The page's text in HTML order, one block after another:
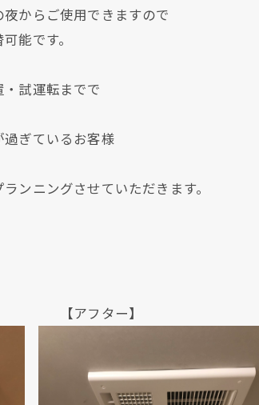
からご使用できますので
能です。
試運転までで
ぎているお客様
ンニングさせていただきます。
フター】
現在、新聞に入ってい
現在、新聞に入ってい